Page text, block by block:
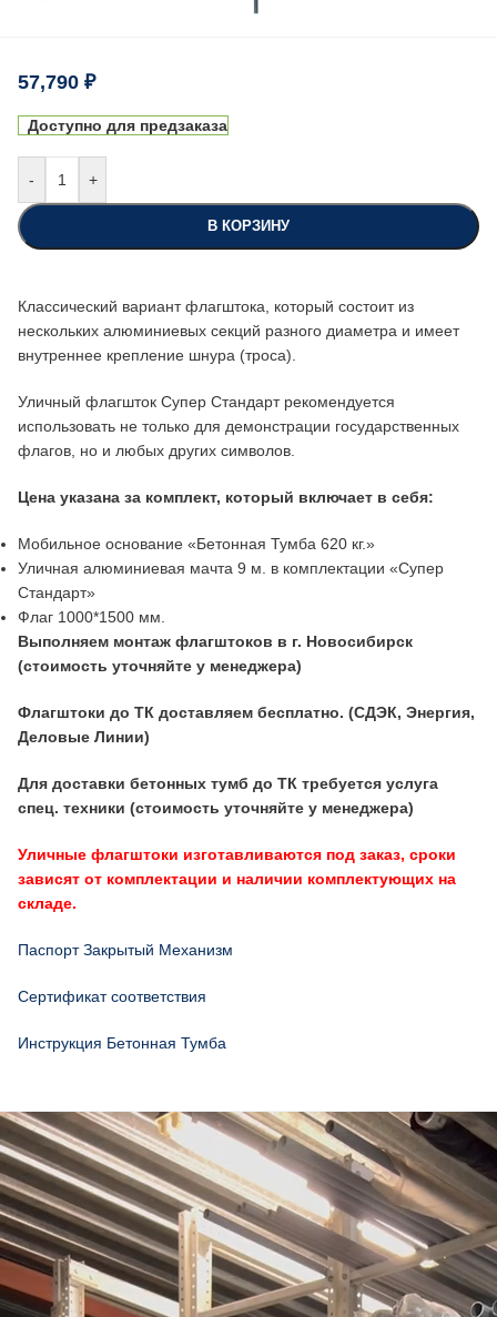
57,790 ₽
Доступно для предзаказа
- +
В КОРЗИНУ
Классический вариант флагштока, который состоит из
нескольких алюминиевых секций разного диаметра и имеет
внутреннее крепление шнура (троса).
Уличный флагшток Супер Стандарт рекомендуется
использовать не только для демонстрации государственных
флагов, но и любых других символов.
Цена указана за комплект, который включает в себя:
Мобильное основание «Бетонная Тумба 620 кг.»
Уличная алюминиевая мачта 9 м. в комплектации «Супер
Стандарт»
Флаг 1000*1500 мм.
Выполняем монтаж флагштоков в г. Новосибирск
(стоимость уточняйте у менеджера)
Флагштоки до ТК доставляем бесплатно. (СДЭК, Энергия,
Деловые Линии)
Для доставки бетонных тумб до ТК требуется услуга
спец. техники (стоимость уточняйте у менеджера)
Уличные флагштоки изготавливаются под заказ, сроки
зависят от комплектации и наличии комплектующих на
складе.
Паспорт Закрытый Механизм
Сертификат соответствия
Инструкция Бетонная Тумба